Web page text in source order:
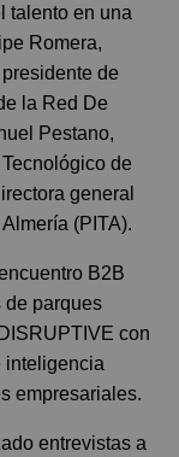
talento en una
Romera,
de
la Red De
Pestano,
de
general
(PITA).
B2B
de parques
con
inteligencia
empresariales.
entrevistas a